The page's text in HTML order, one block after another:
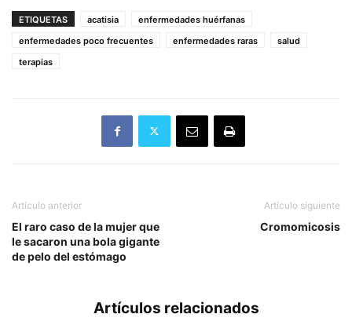
ETIQUETAS acatisia
enfermedades huérfanas
enfermedades poco frecuentes
enfermedades raras
salud
terapias
Artículo anterior
El raro caso de la mujer que
le sacaron una bola gigante
de pelo del estómago
Artículo siguiente
Cromomicosis
Artículos relacionados